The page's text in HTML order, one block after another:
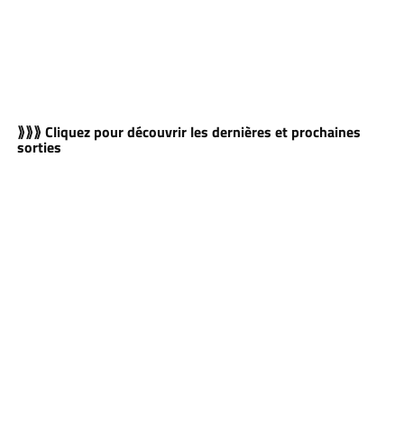
⟫⟫⟫ Cliquez pour découvrir les dernières et prochaines
sorties